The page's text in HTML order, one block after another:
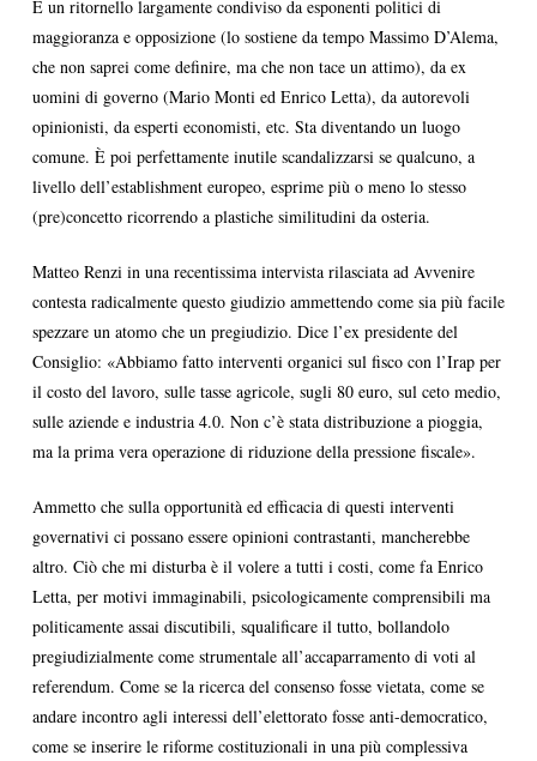
È un ritornello largamente condiviso da esponenti politici di
maggioranza e opposizione (lo sostiene da tempo Massimo D’Alema,
che non saprei come definire, ma che non tace un attimo), da ex
uomini di governo (Mario Monti ed Enrico Letta), da autorevoli
opinionisti, da esperti economisti, etc. Sta diventando un luogo
comune. È poi perfettamente inutile scandalizzarsi se qualcuno, a
livello dell’establishment europeo, esprime più o meno lo stesso
(pre)concetto ricorrendo a plastiche similitudini da osteria.
Matteo Renzi in una recentissima intervista rilasciata ad Avvenire
contesta radicalmente questo giudizio ammettendo come sia più facile
spezzare un atomo che un pregiudizio. Dice l’ex presidente del
Consiglio: «Abbiamo fatto interventi organici sul fisco con l’Irap per
il costo del lavoro, sulle tasse agricole, sugli 80 euro, sul ceto medio,
sulle aziende e industria 4.0. Non c’è stata distribuzione a pioggia,
ma la prima vera operazione di riduzione della pressione fiscale».
Ammetto che sulla opportunità ed efficacia di questi interventi
governativi ci possano essere opinioni contrastanti, mancherebbe
altro. Ciò che mi disturba è il volere a tutti i costi, come fa Enrico
Letta, per motivi immaginabili, psicologicamente comprensibili ma
politicamente assai discutibili, squalificare il tutto, bollandolo
pregiudizialmente come strumentale all’accaparramento di voti al
referendum. Come se la ricerca del consenso fosse vietata, come se
andare incontro agli interessi dell’elettorato fosse anti-democratico,
come se inserire le riforme costituzionali in una più complessiva